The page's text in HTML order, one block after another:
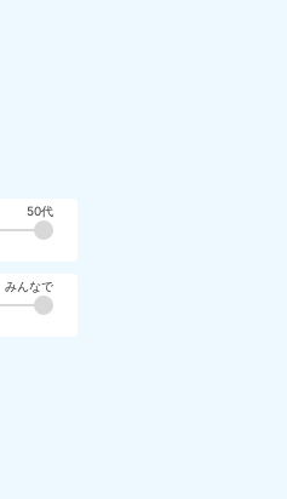
50代
みんなで